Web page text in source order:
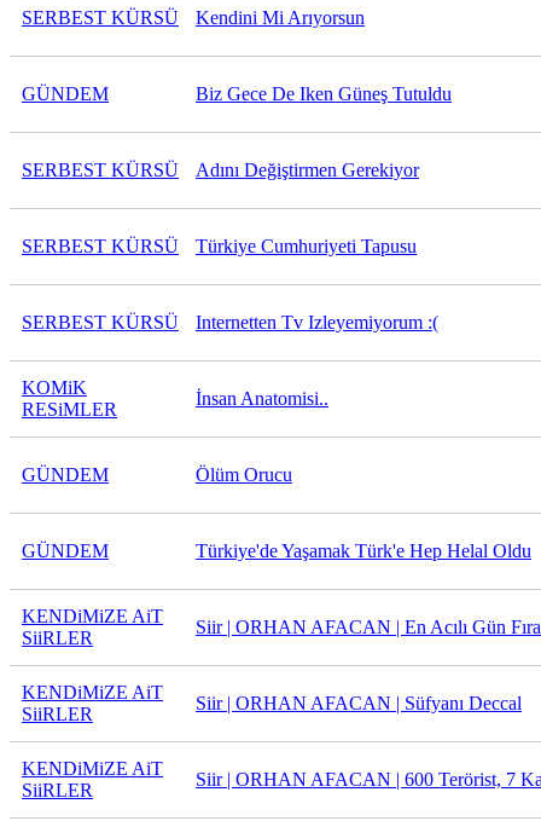
SERBEST KÜRSÜ Kendini Mi Arıyorsun
GÜNDEM Biz Gece De Iken Güneş Tutuldu
SERBEST KÜRSÜ Adını Değiştirmen Gerekiyor
SERBEST KÜRSÜ Türkiye Cumhuriyeti Tapusu
SERBEST KÜRSÜ Internetten Tv Izleyemiyorum :(
KOMiK
RESiMLER
İnsan Anatomisi..
GÜNDEM Ölüm Orucu
GÜNDEM Türkiye'de Yaşamak Türk'e Hep Helal Oldu
KENDiMiZE AiT
SiiRLER
Siir | ORHAN AFACAN | En Acılı Gün
KENDiMiZE AiT
SiiRLER
Siir | ORHAN AFACAN | Süfyanı Deccal
KENDiMiZE AiT
SiiRLER
Siir | ORHAN AFACAN | 600 Terörist, 7